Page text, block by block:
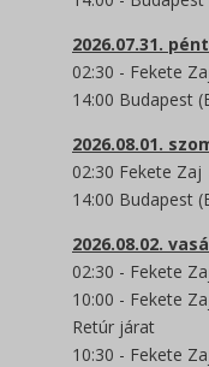
2026.07.31.
02:30 - Fekete
14:00 Budapest
2026.08.01.
02:30 Fekete
14:00 Budapest
2026.08.02.
02:30 - Fekete
10:00 - Fekete
Retúr járat
10:30 - Fekete